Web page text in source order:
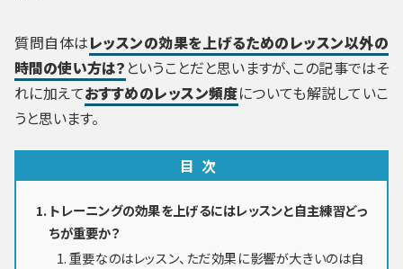
質問自体はレッスンの効果を上げるためのレッスン以外の
時間の使い方は？ ということだと思いますが、この記事ではそ
れに加えておすすめのレッスン頻度についても解説していこ
うと思います。
目次
トレーニングの効果を上げるにはレッスンと自主練習どっ
ちが重要か？
重要なのはレッスン、ただ効果に影響が大きいのは自